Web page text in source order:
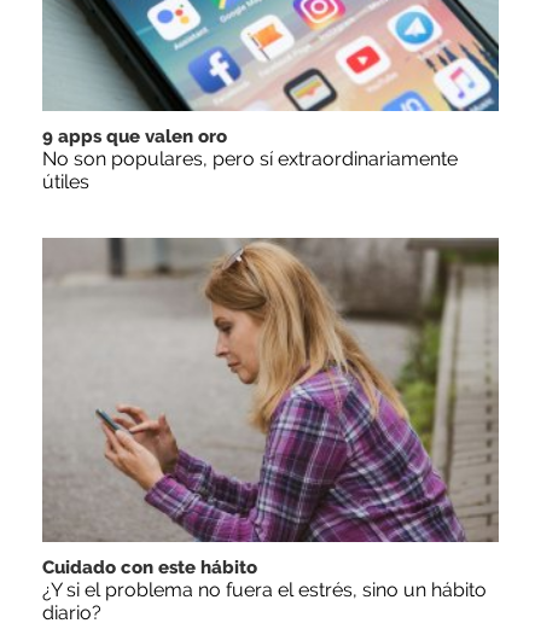
9 apps que valen oro
No son populares, pero sí extraordinariamente
útiles
Cuidado con este hábito
¿Y si el problema no fuera el estrés, sino un hábito
diario?